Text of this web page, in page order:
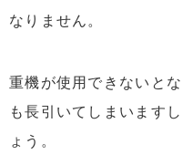
なりません。
重機が使用できないと
も長引いてしまいます
ょう。